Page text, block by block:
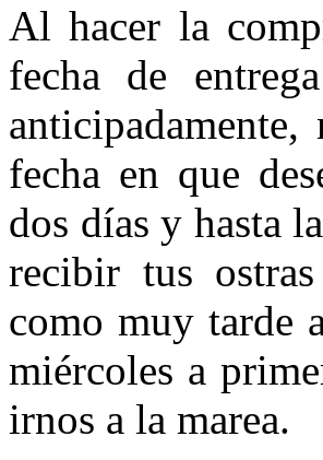
Al hacer la
fecha de
fecha en que
dos días y hasta
recibir tus
como muy tarde
miércoles a
irnos a la marea.